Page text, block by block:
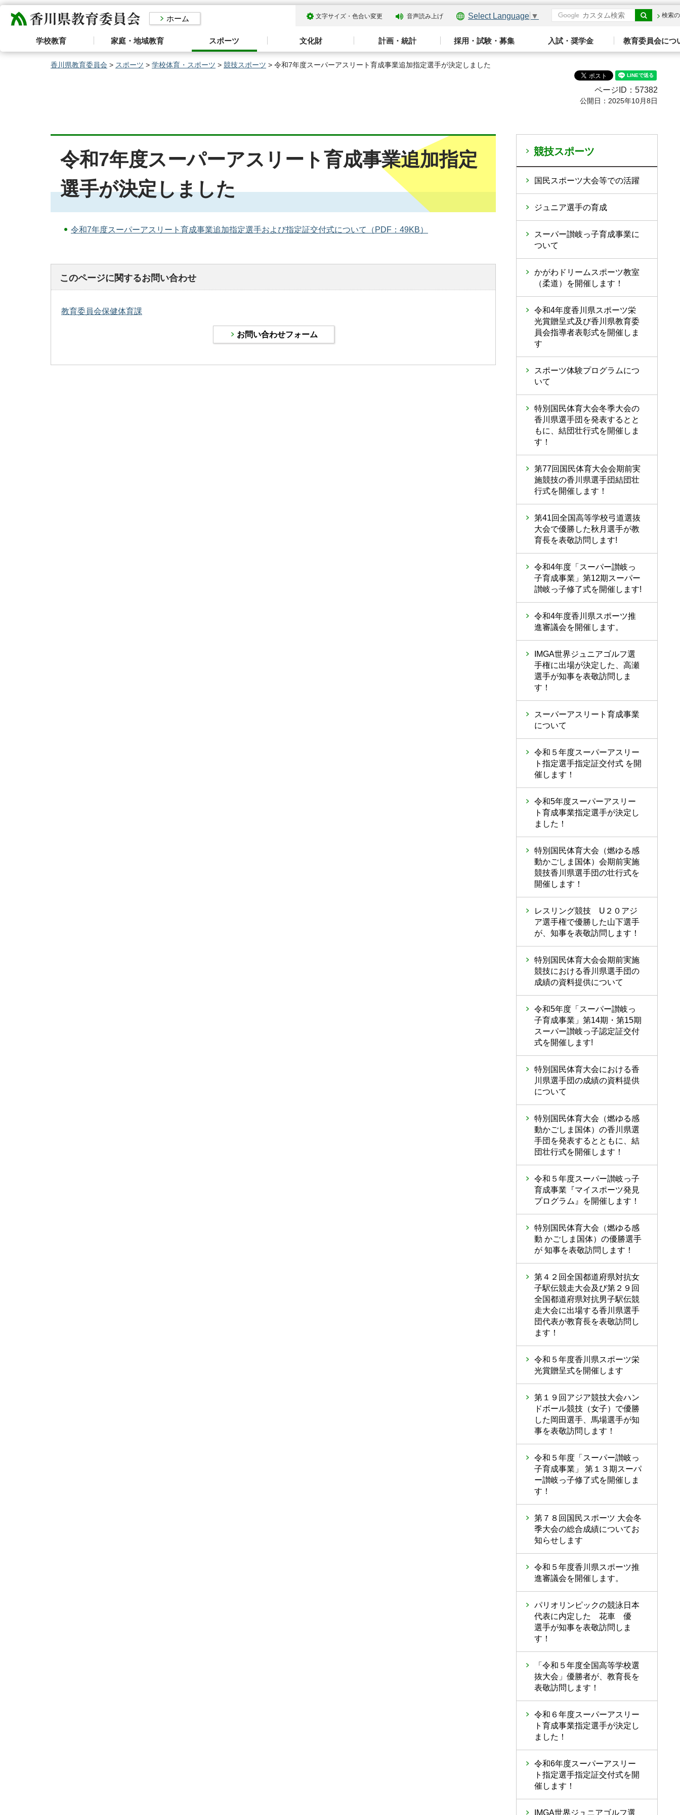
香川県教育委員会 ホーム 文字サイズ・色合い変更 音声読み上げ Select Language ▼ 検索
学校教育 家庭・地域教育 スポーツ 文化財 計画・統計 採用・試験・募集 入試・奨学金 教育委員会につ
香川県教育委員会 > スポーツ > 学校体育・スポーツ > 競技スポーツ > 令和7年度スーパーアスリート育成事業追加指定選手が決定しました
ページID：57382
公開日：2025年10月8日
令和7年度スーパーアスリート育成事業追加指定
選手が決定しました
令和7年度スーパーアスリート育成事業追加指定選手および指定証交付式について（PDF：49KB）
このページに関するお問い合わせ
教育委員会保健体育課
競技スポーツ
国民スポーツ大会等での活躍
ジュニア選手の育成
スーパー讃岐っ子育成事業に
ついて
かがわドリームスポーツ教室
（柔道）を開催します！
令和4年度香川県スポーツ栄
光賞贈呈式及び香川県教育委
員会指導者表彰式を開催しま
す
スポーツ体験プログラムにつ
いて
特別国民体育大会冬季大会の
香川県選手団を発表するとと
もに、結団壮行式を開催しま
す！
第77回国民体育大会会期前実
施競技の香川県選手団結団壮
行式を開催します！
第41回全国高等学校弓道選抜
大会で優勝した秋月選手が教
育長を表敬訪問します!
令和4年度「スーパー讃岐っ
子育成事業」第12期スーパー
讃岐っ子修了式を開催します!
令和4年度香川県スポーツ推
進審議会を開催します。
IMGA世界ジュニアゴルフ選
手権に出場が決定した、高瀬
選手が知事を表敬訪問しま
す！
スーパーアスリート育成事業
について
令和５年度スーパーアスリー
ト指定選手指定証交付式 を開
催します！
令和5年度スーパーアスリー
ト育成事業指定選手が決定し
ました！
特別国民体育大会（燃ゆる感
動かごしま国体）会期前実施
競技香川県選手団の壮行式を
開催します！
レスリング競技 U２０アジ
ア選手権で優勝した山下選手
が、知事を表敬訪問します！
特別国民体育大会会期前実施
競技における香川県選手団の
成績の資料提供について
令和5年度「スーパー讃岐っ
子育成事業」第14期・第15期
スーパー讃岐っ子認定証交付
式を開催します!
特別国民体育大会における香
川県選手団の成績の資料提供
について
特別国民体育大会（燃ゆる感
動かごしま国体）の香川県選
手団を発表するとともに、結
団壮行式を開催します！
令和５年度スーパー讃岐っ子
育成事業『マイスポーツ発見
プログラム』を開催します！
特別国民体育大会（燃ゆる感
動 かごしま国体）の優勝選手
が 知事を表敬訪問します！
第４２回全国都道府県対抗女
子駅伝競走大会及び第２９回
全国都道府県対抗男子駅伝競
走大会に出場する香川県選手
団代表が教育長を表敬訪問し
ます！
令和５年度香川県スポーツ栄
光賞贈呈式を開催します
第１９回アジア競技大会ハン
ドボール競技（女子）で優勝
した岡田選手、馬場選手が知
事を表敬訪問します！
令和５年度「スーパー讃岐っ
子育成事業」 第１３期スーパ
ー讃岐っ子修了式を開催しま
す！
第７８回国民スポーツ 大会冬
季大会の総合成績についてお
知らせします
令和５年度香川県スポーツ推
進審議会を開催します。
パリオリンピックの競泳日本
代表に内定した 花車 優
選手が知事を表敬訪問しま
す！
「令和５年度全国高等学校選
抜大会」優勝者が、教育長を
表敬訪問します！
令和６年度スーパーアスリー
ト育成事業指定選手が決定し
ました！
令和6年度スーパーアスリー
ト指定選手指定証交付式を開
催します！
IMGA世界ジュニアゴルフ選